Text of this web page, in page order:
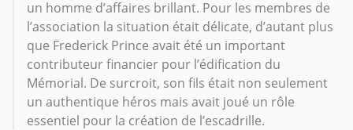
un homme d’affaires brillant. Pour les membres de
l’association la situation était délicate, d’autant plus
que Frederick Prince avait été un important
contributeur financier pour l’édification du
Mémorial. De surcroit, son fils était non seulement
un authentique héros mais avait joué un rôle
essentiel pour la création de l’escadrille.